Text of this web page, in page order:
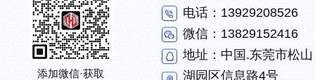
添加微信·获取
电话：13929208526
微信：13829152416
地址：中国.东莞市松山
湖园区信息路4号